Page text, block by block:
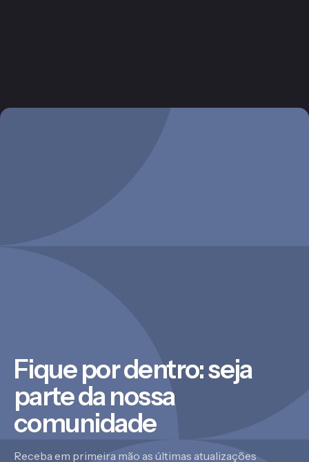
Fique por dentro: seja
parte da nossa
comunidade
Receba em primeira mão as últimas atualizações